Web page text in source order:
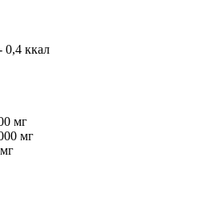
0,4 ккал
мг
мг